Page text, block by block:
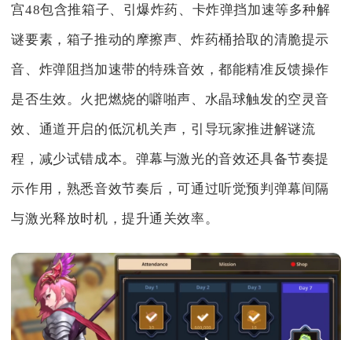
宫48包含推箱子、引爆炸药、卡炸弹挡加速等多种解
谜要素，箱子推动的摩擦声、炸药桶拾取的清脆提示
音、炸弹阻挡加速带的特殊音效，都能精准反馈操作
是否生效。火把燃烧的噼啪声、水晶球触发的空灵音
效、通道开启的低沉机关声，引导玩家推进解谜流
程，减少试错成本。弹幕与激光的音效还具备节奏提
示作用，熟悉音效节奏后，可通过听觉预判弹幕间隔
与激光释放时机，提升通关效率。